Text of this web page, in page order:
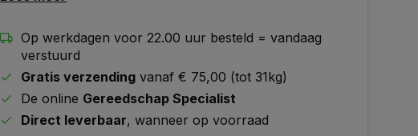
Op werkdagen voor 22.00 uur besteld = vandaag
verstuurd
Gratis verzending vanaf € 75,00 (tot 31kg)
De online Gereedschap Specialist
Direct leverbaar, wanneer op voorraad